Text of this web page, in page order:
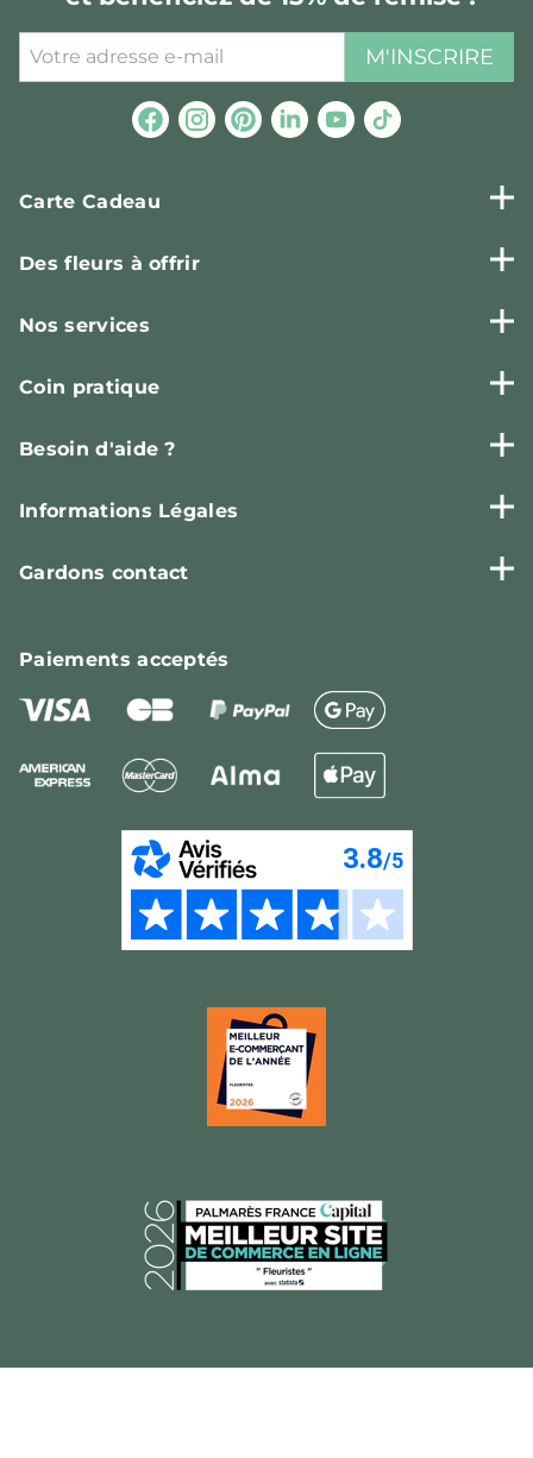
M'INSCRIRE
Carte Cadeau
Des fleurs à offrir
Nos services
Coin pratique
Besoin d'aide ?
Informations Légales
Gardons contact
Paiementsacceptés